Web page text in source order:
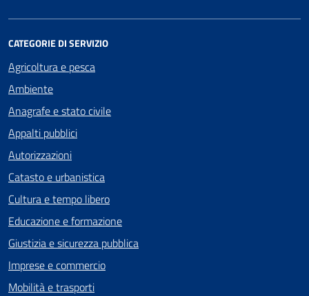
CATEGORIE DI SERVIZIO
Agricoltura e pesca
Ambiente
Anagrafe e stato civile
Appalti pubblici
Autorizzazioni
Catasto e urbanistica
Cultura e tempo libero
Educazione e formazione
Giustizia e sicurezza pubblica
Imprese e commercio
Mobilità e trasporti